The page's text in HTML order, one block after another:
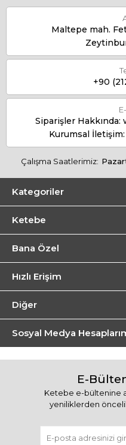
Maltepe mah.
+90
Siparişler Hakkında:
Kurumsal İletişim:
Çalışma Saatlerimiz:
Kategoriler
Ketebe
Bana Özel
Hızlı Erişim
Diğer
Sosyal Medya
E-
Ketebe e-bültenine
yeniliklerden